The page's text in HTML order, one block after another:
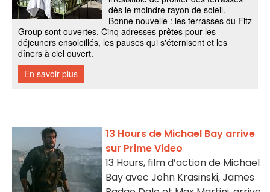
13 Hours de Michael Bay arrive
sur Prime Video
13 Hours, film d’action de Michael
Bay avec John Krasinski, James